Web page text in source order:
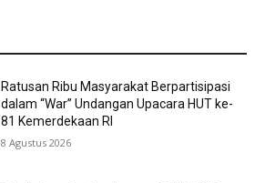
Ratusan Ribu Masyarakat Berpartisipasi
dalam “War” Undangan Upacara HUT ke-
81 Kemerdekaan RI
8 Agustus 2026